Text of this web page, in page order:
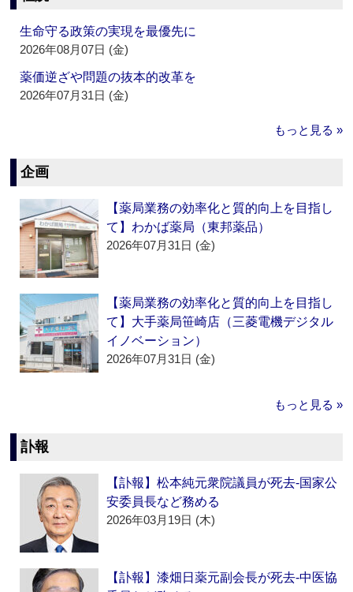
生命守る政策の実現を最優先に
2026年08月07日 (金)
薬価逆ざや問題の抜本的改革を
2026年07月31日 (金)
もっと見る »
企画
【薬局業務の効率化と質的向上を目指し
て】わかば薬局（東邦薬品）
2026年07月31日 (金)
【薬局業務の効率化と質的向上を目指し
て】大手薬局笹崎店（三菱電機デジタル
イノベーション）
2026年07月31日 (金)
もっと見る »
訃報
【訃報】松本純元衆院議員が死去‐国家公
安委員長など務める
2026年03月19日 (木)
【訃報】漆畑日薬元副会長が死去‐中医協